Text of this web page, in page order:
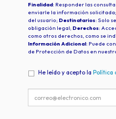
Finalidad: Responder las
enviarle la información
del usuario; Destinatarios: Solo
obligación legal; Derechos:
como otros derechos, como se
Información Adicional: Puede
de Protección de Datos en
He leído y acepto la Política